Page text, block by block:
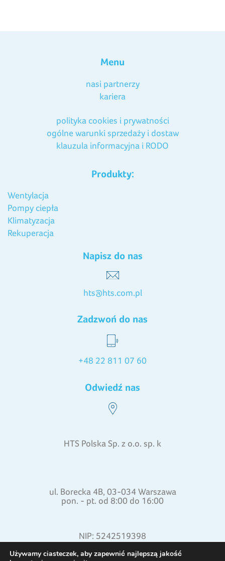
Menu
nasi partnerzy
kariera
polityka cookies i prywatności
ogólne warunki sprzedaży i dostaw
klauzula informacyjna i RODO
Produkty:
Wentylacja
Pompy ciepła
Klimatyzacja
Rekuperacja
Napisz do nas
hts@hts.com.pl
Zadzwoń do nas
+48 22 811 07 60
Odwiedź nas
HTS Polska Sp. z o.o. sp. k
ul. Borecka 4B, 03-034 Warszawa
pon. - pt. od 8:00 do 16:00
NIP: 5242519398
REGON: 015871772
Używamy ciasteczek, aby zapewnić najlepszą jakość